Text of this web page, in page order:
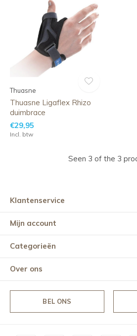
Thuasne
Thuasne Ligaflex Rhizo
duimbrace
€29,95
Incl. btw
Seen 3 of the 3
Klantenservice
Mijn account
Categorieën
Over ons
BEL ONS